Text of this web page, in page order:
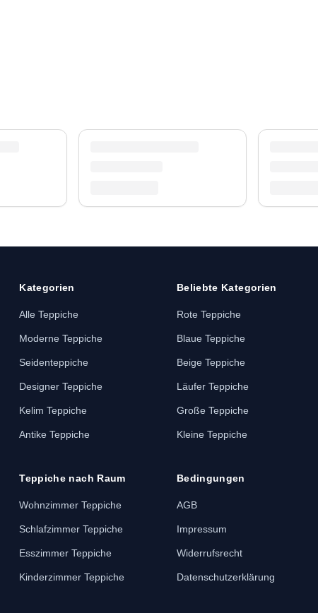
Kategorien
Alle Teppiche
Moderne Teppiche
Seidenteppiche
Designer Teppiche
Kelim Teppiche
Antike Teppiche
Beliebte Kategorien
Rote Teppiche
Blaue Teppiche
Beige Teppiche
Läufer Teppiche
Große Teppiche
Kleine Teppiche
Teppiche nach Raum
Wohnzimmer Teppiche
Schlafzimmer Teppiche
Esszimmer Teppiche
Kinderzimmer Teppiche
Bedingungen
AGB
Impressum
Widerrufsrecht
Datenschutzerklärung